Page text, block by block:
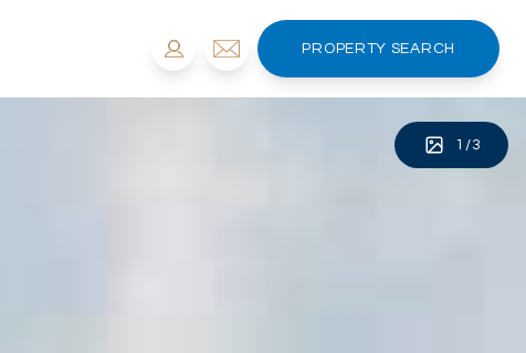
PROPERTY SEARCH
1 /3